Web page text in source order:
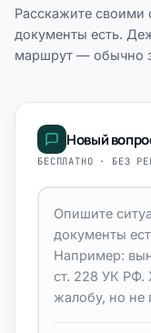
Расскажите своими
документы есть.
маршрут — обычно
Новый
БЕСПЛАТНО · БЕЗ